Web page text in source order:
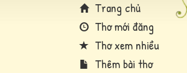
Trang chủ
Thơ mới đăng
Thơ xem nhiều
Thêm bài thơ